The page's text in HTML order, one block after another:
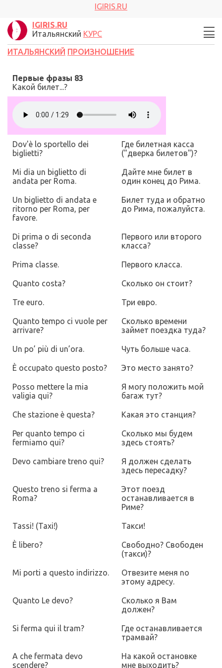
IGIRIS.RU
IGIRIS.RU
Итальянский КУРС
ИТАЛЬЯНСКИЙ ПРОИЗНОШЕНИЕ
Первые фразы 83
Какой билет...?
Dov'è lo sportello dei
biglietti?
Где билетная касса
("дверка билетов")?
Mi dia un biglietto di
andata per Roma.
Дайте мне билет в
один конец до Рима.
Un biglietto di andata e
ritorno per Roma, per
favore.
Билет туда и обратно
до Рима, пожалуйста.
Di prima о di seconda
classe?
Первого или второго
класса?
Prima classe. Первого класса.
Quanto costa? Сколько он стоит?
Tre euro. Три евро.
Quanto tempo ci vuole per
arrivare?
Сколько времени
займет поездка туда?
Un po’ più di un’ora. Чуть больше часа.
È occupato questo posto? Это место занято?
Posso mettere la mia
valigia qui?
Я могу положить мой
багаж тут?
Che stazione è questa? Какая это станция?
Per quanto tempo ci
fermiamo qui?
Сколько мы будем
здесь стоять?
Devo cambiare treno qui?
Я должен сделать
здесь пересадку?
Questo treno si ferma a
Roma?
Этот поезд
останавливается в
Риме?
Tassi! (Taxi!) Такси!
È libero? Свободно? Свободен
(такси)?
Mi porti a questo indirizzo.
Отвезите меня no
этому адресу.
Quanto Le devo?
Сколько я Вам
должен?
Si ferma qui il tram?
Где останавливается
трамвай?
A che fermata devo
scendere?
Ha какой остановке
мне выходить?